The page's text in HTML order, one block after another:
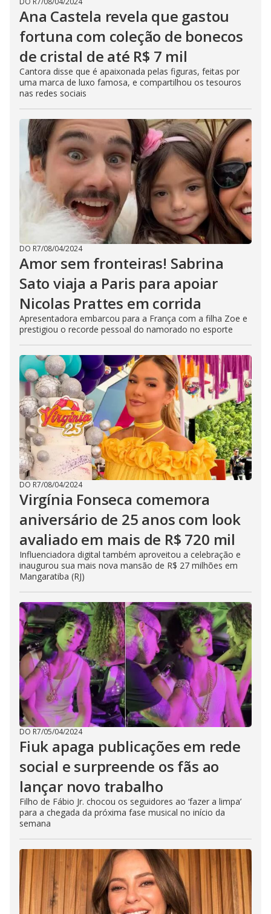
Ana Castela revela que gastou
fortuna com coleção de bonecos
de cristal de até R$ 7 mil
Cantora disse que é apaixonada pelas figuras, feitas por
uma marca de luxo famosa, e compartilhou os tesouros
nas redes sociais
DO R7/08/04/2024
Amor sem fronteiras! Sabrina
Sato viaja a Paris para apoiar
Nicolas Prattes em corrida
Apresentadora embarcou para a França com a filha Zoe e
prestigiou o recorde pessoal do namorado no esporte
DO R7/08/04/2024
Virgínia Fonseca comemora
aniversário de 25 anos com look
avaliado em mais de R$ 720 mil
Influenciadora digital também aproveitou a celebração e
inaugurou sua mais nova mansão de R$ 27 milhões em
Mangaratiba (RJ)
DO R7/05/04/2024
Fiuk apaga publicações em rede
social e surpreende os fãs ao
lançar novo trabalho
Filho de Fábio Jr. chocou os seguidores ao ‘fazer a limpa’
para a chegada da próxima fase musical no início da
semana